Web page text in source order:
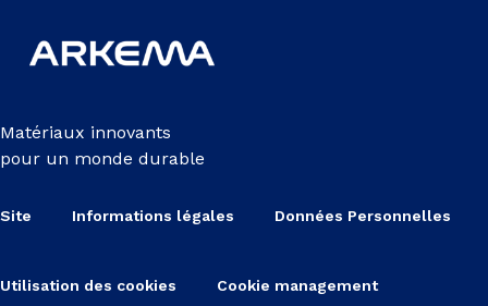
Matériaux innovants
pour un monde durable
Site Informations légales Données Personnelles
Utilisation des cookies Cookie management